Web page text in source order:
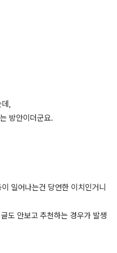
,
방안이더군요.
일어나는건 당연한 이치인거니
도 안보고 추천하는 경우가 발생